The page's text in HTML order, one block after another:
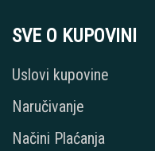
SVE O KUPOVINI
Uslovi kupovine
Naručivanje
Načini Plaćanja